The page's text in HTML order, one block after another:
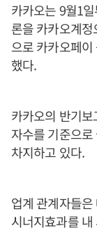
카카오는 9월1
론을 카카오계
으로 카카오페
했다.
카카오의 반기
자수를 기준으
차지하고 있다.
업계 관계자들
시너지효과를